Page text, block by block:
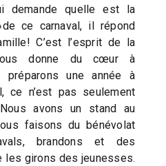
demande quelle est la
ce carnaval, il répond
C’est l’esprit de la
donne du cœur à
préparons une année à
ce n’est pas seulement
avons un stand au
faisons du bénévolat
brandons et des
les girons des jeunesses.